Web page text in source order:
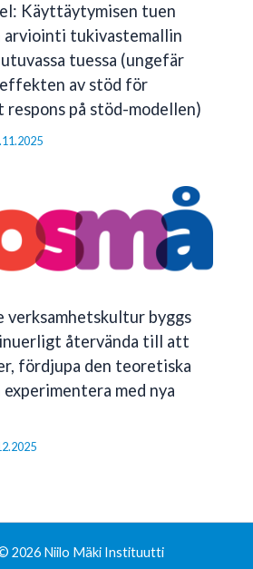
Käyttäytymisen tuen
arviointi tukivastemallin
tuessa (ungefär
av stöd för
på stöd-modellen)
verksamhetskultur byggs
återvända till att
fördjupa den teoretiska
med nya
2026 Niilo Mäki Instituutti